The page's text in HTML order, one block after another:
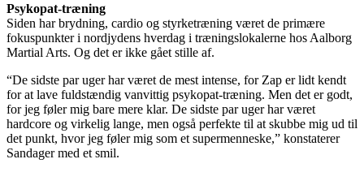
Psykopat-træning
Siden har brydning, cardio og styrketræning været de primære
fokuspunkter i nordjydens hverdag i træningslokalerne hos Aalborg
Martial Arts. Og det er ikke gået stille af.
“De sidste par uger har været de mest intense, for Zap er lidt kendt
for at lave fuldstændig vanvittig psykopat-træning. Men det er godt,
for jeg føler mig bare mere klar. De sidste par uger har været
hardcore og virkelig lange, men også perfekte til at skubbe mig ud til
det punkt, hvor jeg føler mig som et supermenneske,” konstaterer
Sandager med et smil.